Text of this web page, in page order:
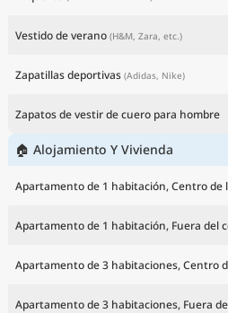
Vestido de verano (H&M, Zara, etc.)
Zapatillas deportivas (Adidas, Nike)
Zapatos de vestir de cuero para hombre
🏠 Alojamiento Y Vivienda
Apartamento de 1 habitación, Centro de
Apartamento de 1 habitación, Fuera del
Apartamento de 3 habitaciones, Centro
Apartamento de 3 habitaciones, Fuera